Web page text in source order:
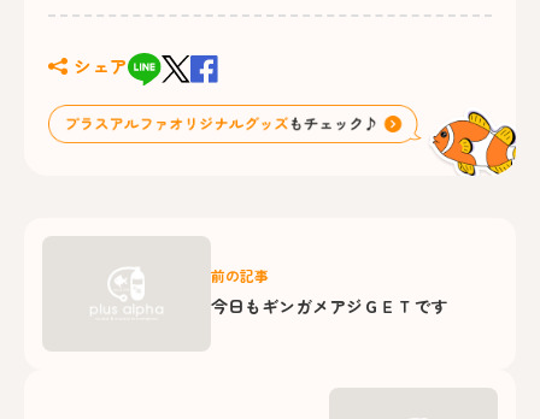
シェア
前の記事
今日もギンガメアジＧＥＴです